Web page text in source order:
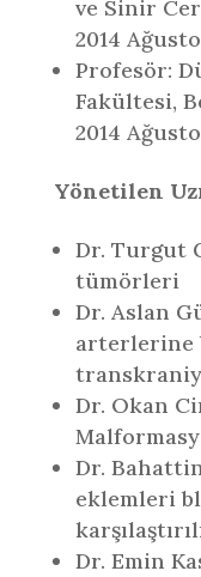
ve Sinir
2014
Profesör:
Fakültesi,
2014
Yönetilen
Dr. Turgut
tümörleri
Dr. Aslan
arterlerine
Dr. Okan
Dr.
eklemleri
Dr. Emin